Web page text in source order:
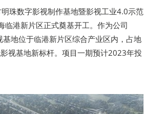
珠数字影视制作基地暨影视工业4.0示范
临港新片区正式奠基开工。作为公司
地位于临港新片区综合产业区内，占地
视基地新标杆。项目一期预计2023年投